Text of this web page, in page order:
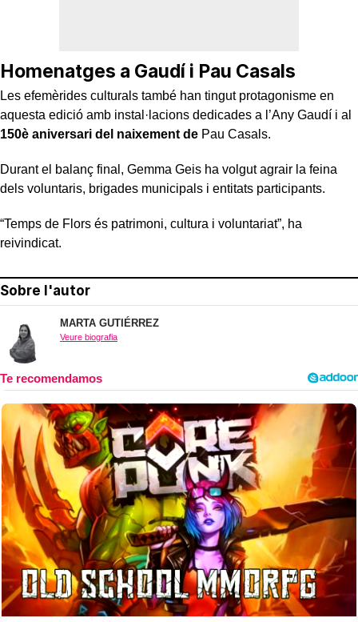
Homenatges a Gaudí i Pau Casals
Les efemèrides culturals també han tingut protagonisme en
aquesta edició amb instal·lacions dedicades a l’Any Gaudí i al
150è aniversari del naixement de Pau Casals.
Durant el balanç final, Gemma Geis ha volgut agrair la feina
dels voluntaris, brigades municipals i entitats participants.
“Temps de Flors és patrimoni, cultura i voluntariat”, ha
reivindicat.
Sobre l'autor
MARTA GUTIÉRREZ
Veure biografia